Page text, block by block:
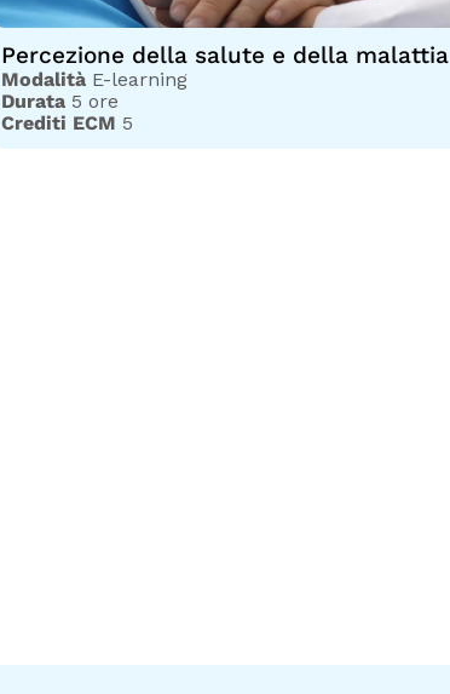
Percezione della salute e della malattia
Modalità E-learning
Durata 5 ore
Crediti ECM 5